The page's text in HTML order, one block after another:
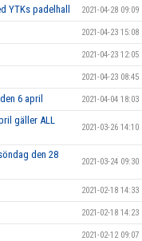
YTKs padelhall 2021-04-28 09:09
2021-04-23 15:08
2021-04-23 12:05
2021-04-23 08:45
6 april 2021-04-04 18:03
gäller ALL
2021-03-26 14:10
den 28
2021-03-24 09:30
2021-02-18 14:33
2021-02-18 14:23
2021-02-12 09:07